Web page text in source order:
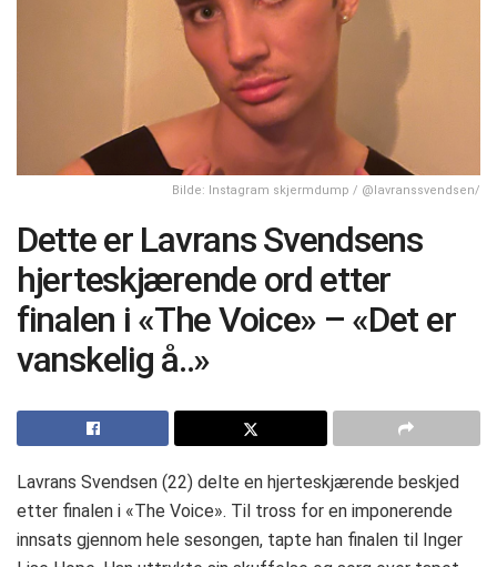
Bilde: Instagram skjermdump / @lavranssvendsen/
Dette er Lavrans Svendsens
hjerteskjærende ord etter
finalen i «The Voice» – «Det er
vanskelig å..»
Lavrans Svendsen (22) delte en hjerteskjærende beskjed
etter finalen i «The Voice». Til tross for en imponerende
innsats gjennom hele sesongen, tapte han finalen til Inger